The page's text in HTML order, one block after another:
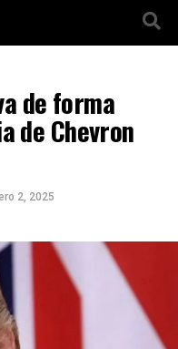
de forma
de Chevron
2, 2025